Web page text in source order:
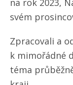
na rok 2023,
svém
Zpracovali a
k mimořádné
téma